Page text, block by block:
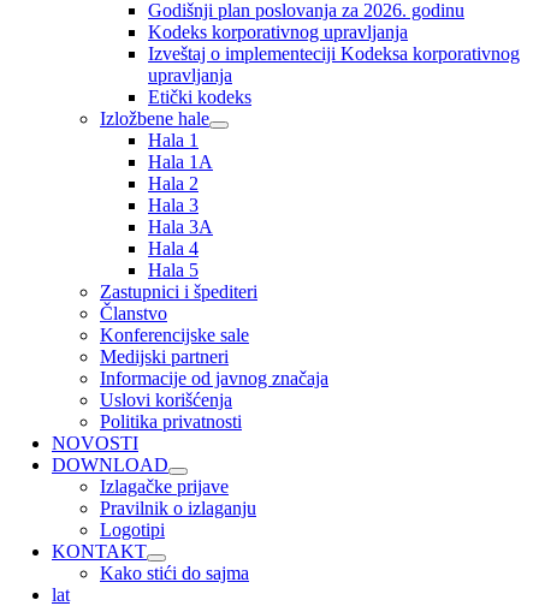
Godišnji plan poslovanja za 2026. godinu
Kodeks korporativnog upravljanja
Izveštaj o implementeciji Kodeksa korporativnog
upravljanja
Etički kodeks
Izložbene hale
Hala 1
Hala 1A
Hala 2
Hala 3
Hala 3A
Hala 4
Hala 5
Zastupnici i špediteri
Članstvo
Konferencijske sale
Medijski partneri
Informacije od javnog značaja
Uslovi korišćenja
Politika privatnosti
NOVOSTI
DOWNLOAD
Izlagačke prijave
Pravilnik o izlaganju
Logotipi
KONTAKT
Kako stići do sajma
lat